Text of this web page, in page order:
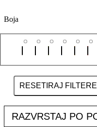
Boja
RESETIRAJ FILTERE